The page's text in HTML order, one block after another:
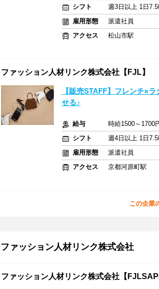
シフト
週3日以上 1日
雇用形態
派遣社員
アクセス
松山市駅
ファッション人材リンク株式会社【FJL】
【販売STAFF】フレンチ×
せる♪
給与
時給1500～1700
シフト
週4日以上 1日
雇用形態
派遣社員
アクセス
京都河原町駅
この企業
ファッション人材リンク株式会社
ファッション人材リンク株式会社【